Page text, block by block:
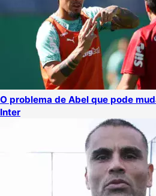
O problema de Abel que pode
Inter